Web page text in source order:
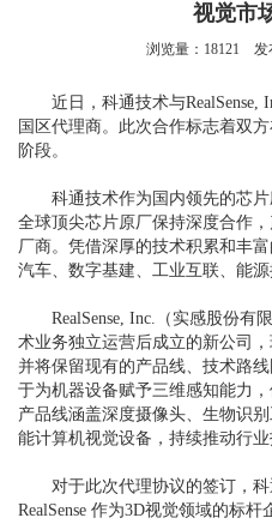
视觉市
浏览量： 18121 发
近日，科通技术与
国区代理商。此次合作标志着双
阶段。
科通技术作为国内领先的芯
全球顶尖芯片原厂保持深度合作
厂商。凭借深厚的技术积累和丰
汽车、数字基建、工业互联、能源
RealSense, Inc.（实感股份
术业务独立运营后成立的新公司
并将保留现有的产品线、技术路
于为机器设备赋予三维感知能力
产品线涵盖深度摄像头、生物识
能计算机视觉设备，持续推动行业
对于此次代理协议的签订，
RealSense 作为3D视觉领域的标